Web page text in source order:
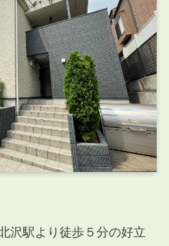
沢駅より徒歩５分の好立